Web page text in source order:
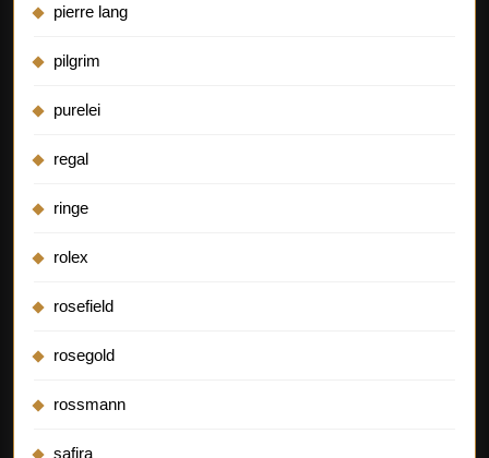
pierre lang
pilgrim
purelei
regal
ringe
rolex
rosefield
rosegold
rossmann
safira